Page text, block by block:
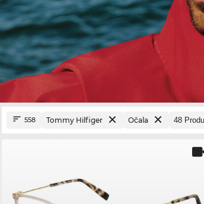
558 Tommy Hilfiger Očala